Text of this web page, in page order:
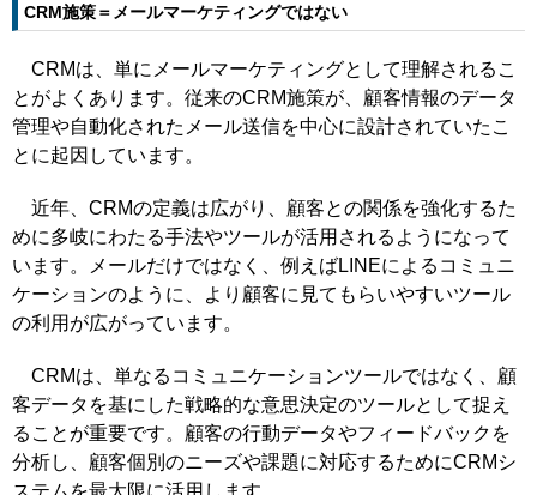
CRM施策＝メールマーケティングではない
CRMは、単にメールマーケティングとして理解されるこ
とがよくあります。従来のCRM施策が、顧客情報のデータ
管理や自動化されたメール送信を中心に設計されていたこ
とに起因しています。
近年、CRMの定義は広がり、顧客との関係を強化するた
めに多岐にわたる手法やツールが活用されるようになって
います。メールだけではなく、例えばLINEによるコミュニ
ケーションのように、より顧客に見てもらいやすいツール
の利用が広がっています。
CRMは、単なるコミュニケーションツールではなく、顧
客データを基にした戦略的な意思決定のツールとして捉え
ることが重要です。顧客の行動データやフィードバックを
分析し、顧客個別のニーズや課題に対応するためにCRMシ
ステムを最大限に活用します。